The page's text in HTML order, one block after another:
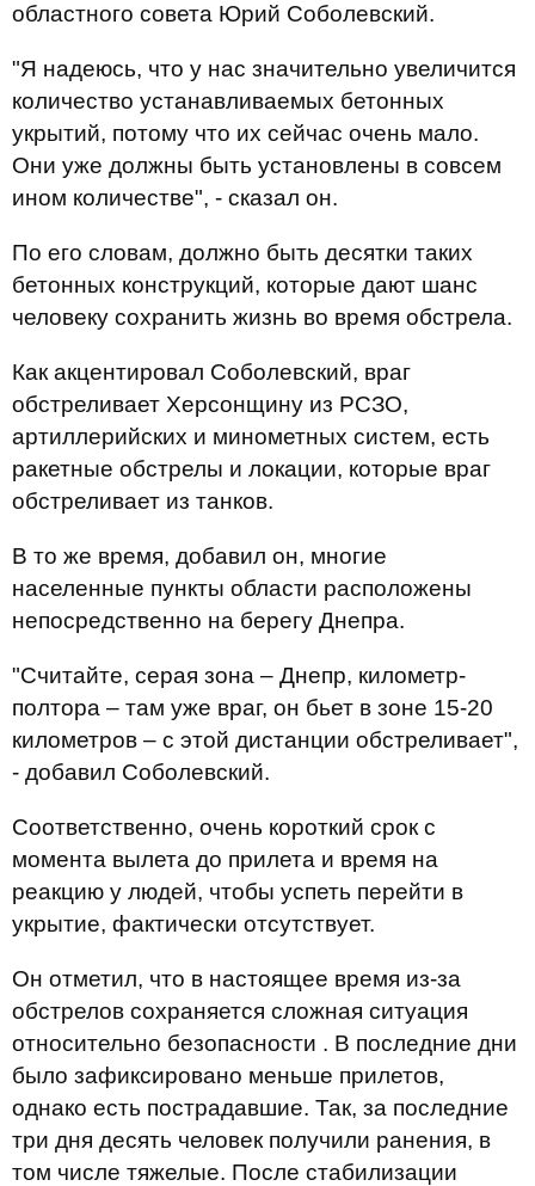
областного совета Юрий Соболевский.
"Я надеюсь, что у нас значительно увеличится
количество устанавливаемых бетонных
укрытий, потому что их сейчас очень мало.
Они уже должны быть установлены в совсем
ином количестве", - сказал он.
По его словам, должно быть десятки таких
бетонных конструкций, которые дают шанс
человеку сохранить жизнь во время обстрела.
Как акцентировал Соболевский, враг
обстреливает Херсонщину из РСЗО,
артиллерийских и минометных систем, есть
ракетные обстрелы и локации, которые враг
обстреливает из танков.
В то же время, добавил он, многие
населенные пункты области расположены
непосредственно на берегу Днепра.
"Считайте, серая зона – Днепр, километр-
полтора – там уже враг, он бьет в зоне 15-20
километров – с этой дистанции обстреливает",
- добавил Соболевский.
Соответственно, очень короткий срок с
момента вылета до прилета и время на
реакцию у людей, чтобы успеть перейти в
укрытие, фактически отсутствует.
Он отметил, что в настоящее время из-за
обстрелов сохраняется сложная ситуация
относительно безопасности . В последние дни
было зафиксировано меньше прилетов,
однако есть пострадавшие. Так, за последние
три дня десять человек получили ранения, в
том числе тяжелые. После стабилизации